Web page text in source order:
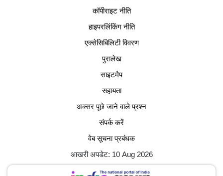
कॉपीराइट नीति
हाइपरलिंकिंग नीति
एक्सेसिबिलिटी विवरण
पुरालेख
साइटमैप
सहायता
अक्सर पूछे जाने वाले प्रश्न
संपर्क करें
वेब सूचना प्रबंधक
आखरी अपडेट: 10 Aug 2026